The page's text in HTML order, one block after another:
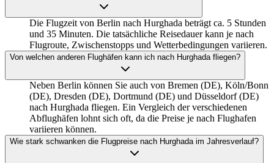
Die Flugzeit von Berlin nach Hurghada beträgt ca. 5 Stunden
und 35 Minuten. Die tatsächliche Reisedauer kann je nach
Flugroute, Zwischenstopps und Wetterbedingungen variieren.
Von welchen anderen Flughäfen kann ich nach Hurghada fliegen?
Neben Berlin können Sie auch von Bremen (DE), Köln/Bonn
(DE), Dresden (DE), Dortmund (DE) und Düsseldorf (DE)
nach Hurghada fliegen. Ein Vergleich der verschiedenen
Abflughäfen lohnt sich oft, da die Preise je nach Flughafen
variieren können.
Wie stark schwanken die Flugpreise nach Hurghada im Jahresverlauf?